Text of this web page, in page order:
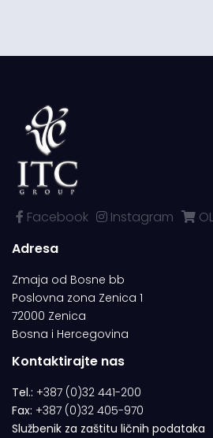
Facebook Instagram
Adresa
Zmaja od Bosne bb
Poslovna zona Zenica 1
72000 Zenica
Bosna i Hercegovina
Kontaktirajte nas
Tel.: +387 (0)32 441-200
Fax: +387 (0)32 405-970
Službenik za zaštitu ličnih podataka